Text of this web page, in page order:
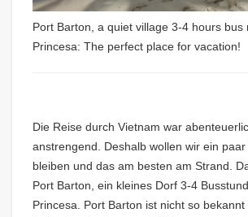
Port Barton, a quiet village 3-4 hours bus
Princesa: The perfect place for vacation!
Die Reise durch Vietnam war
anstrengend. Deshalb wollen wir ein
bleiben und das am besten am Strand.
Port Barton, ein kleines Dorf 3-4
Princesa. Port Barton ist nicht so